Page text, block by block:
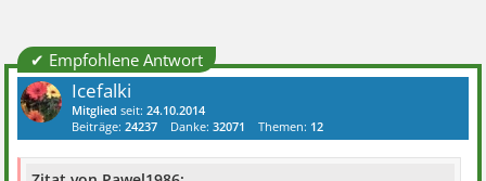
✔ Empfohlene Antwort
Icefalki
Mitglied seit:24.10.2014
Beiträge:24237 Danke:32071 Themen: 12